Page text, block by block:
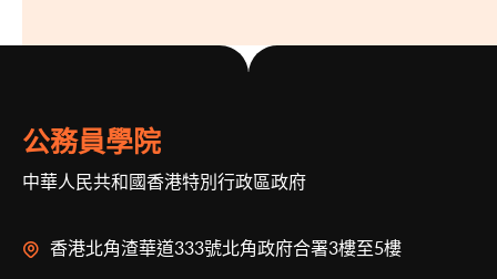
公務員學院
中華人民共和國香港特別行政區政府
香港北角渣華道333號北角政府合署3樓至5樓